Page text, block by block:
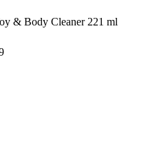
& Body Cleaner 221 ml